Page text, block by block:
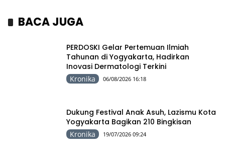
BACA JUGA
PERDOSKI Gelar Pertemuan Ilmiah
Tahunan di Yogyakarta, Hadirkan
Inovasi Dermatologi Terkini
Kronika 06/08/2026 16:18
Dukung Festival Anak Asuh, Lazismu Kota
Yogyakarta Bagikan 210 Bingkisan
Kronika 19/07/2026 09:24